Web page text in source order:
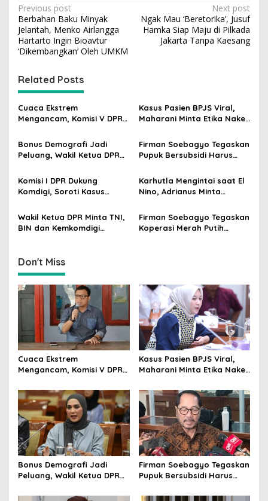
n
y
a
P
o
s
t
n
a
v
i
g
a
t
i
o
n
Previous post
Berbahan Baku Minyak
Jelantah, Menko Airlangga
Hartarto Ingin Bioavtur
‘Dikembangkan’ Oleh UMKM
Next post
Ngak Mau ‘Beretorika’, Jusuf
Hamka Siap Maju di Pilkada
Jakarta Tanpa Kaesang
Related Posts
Cuaca Ekstrem
Mengancam, Komisi V DPR
Kesiapan Petani Indramayu
Kasus Pasien BPJS Viral,
Maharani Minta Etika Nakes
Dievaluasi
Bonus Demografi Jadi
Peluang, Wakil Ketua DPR
Tembus Pasar Kerja Global
Firman Soebagyo Tegaskan
Pupuk Bersubsidi Harus
Wajib Sesuai RDKK
Komisi I DPR Dukung
Komdigi, Soroti Kasus
GIIAS Tanpa Izin
Karhutla Mengintai saat El
Nino, Adrianus Minta
Bergerak Lebih Serius
Wakil Ketua DPR Minta TNI,
BIN dan Kemkomdigi
Firman Soebagyo Tegaskan
Koperasi Merah Putih
Don't Miss
Cuaca Ekstrem
Mengancam, Komisi V DPR
Kesiapan Petani Indramayu
Kasus Pasien BPJS Viral,
Maharani Minta Etika Nakes
Dievaluasi
Bonus Demografi Jadi
Peluang, Wakil Ketua DPR
Tembus Pasar Kerja Global
Firman Soebagyo Tegaskan
Pupuk Bersubsidi Harus
Wajib Sesuai RDKK